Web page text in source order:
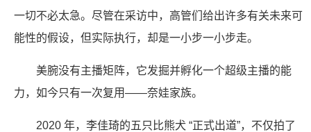
一切不必太急。尽管在采访中，高管们给出许多有关未来可
能性的假设，但实际执行，却是一小步一小步走。
美腕没有主播矩阵，它发掘并孵化一个超级主播的能
力，如今只有一次复用——奈娃家族。
2020 年，李佳琦的五只比熊犬 “正式出道”，不仅拍了